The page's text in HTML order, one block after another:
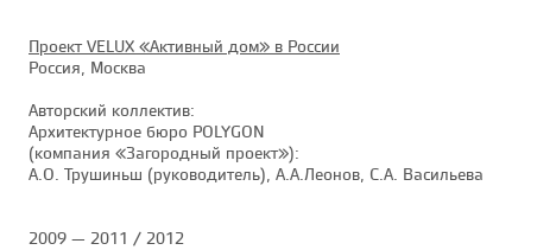
Проект VELUX «Активный дом» в России
Россия, Москва
Авторский коллектив:
Архитектурное бюро POLYGON
(компания «Загородный проект»):
А.О. Трушиньш (руководитель), А.А.Леонов, С.А. Васильева
2009 — 2011 / 2012